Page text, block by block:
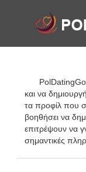
PolDatingGo
και να
τα προφίλ που
βοηθήσει να
επιτρέψουν να
σημαντικές